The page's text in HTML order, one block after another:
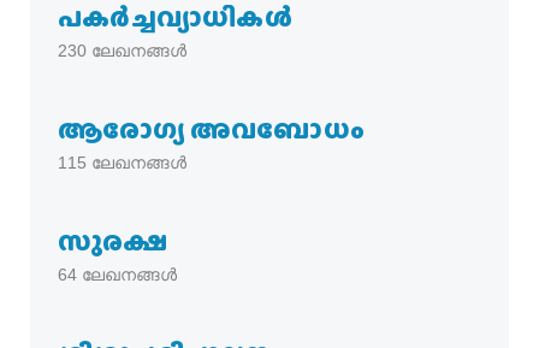
പകര്‍ച്ചവ്യാധികള്‍
230 ലേഖനങ്ങൾ
ആരോഗ്യ അവബോധം
115 ലേഖനങ്ങൾ
സുരക്ഷ
64 ലേഖനങ്ങൾ